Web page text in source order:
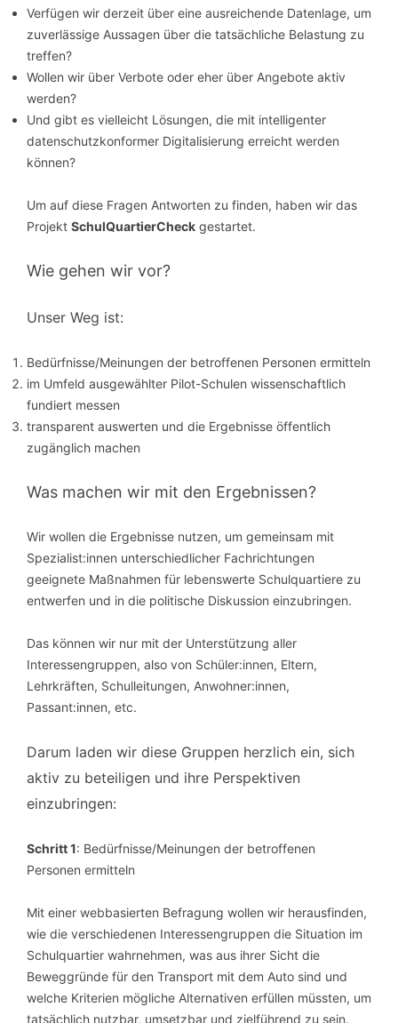
Verfügen wir derzeit über eine ausreichende Datenlage, um
zuverlässige Aussagen über die tatsächliche Belastung zu
treffen?
Wollen wir über Verbote oder eher über Angebote aktiv
werden?
Und gibt es vielleicht Lösungen, die mit intelligenter
datenschutzkonformer Digitalisierung erreicht werden
können?
Um auf diese Fragen Antworten zu finden, haben wir das
Projekt SchulQuartierCheck gestartet.
Wie gehen wir vor?
Unser Weg ist:
Bedürfnisse/Meinungen der betroffenen Personen ermitteln
im Umfeld ausgewählter Pilot-Schulen wissenschaftlich
fundiert messen
transparent auswerten und die Ergebnisse öffentlich
zugänglich machen
Was machen wir mit den Ergebnissen?
Wir wollen die Ergebnisse nutzen, um gemeinsam mit
Spezialist:innen unterschiedlicher Fachrichtungen
geeignete Maßnahmen für lebenswerte Schulquartiere zu
entwerfen und in die politische Diskussion einzubringen.
Das können wir nur mit der Unterstützung aller
Interessengruppen, also von Schüler:innen, Eltern,
Lehrkräften, Schulleitungen, Anwohner:innen,
Passant:innen, etc.
Darum laden wir diese Gruppen herzlich ein, sich
aktiv zu beteiligen und ihre Perspektiven
einzubringen:
Schritt 1: Bedürfnisse/Meinungen der betroffenen
Personen ermitteln
Mit einer webbasierten Befragung wollen wir herausfinden,
wie die verschiedenen Interessengruppen die Situation im
Schulquartier wahrnehmen, was aus ihrer Sicht die
Beweggründe für den Transport mit dem Auto sind und
welche Kriterien mögliche Alternativen erfüllen müssten, um
tatsächlich nutzbar, umsetzbar und zielführend zu sein.